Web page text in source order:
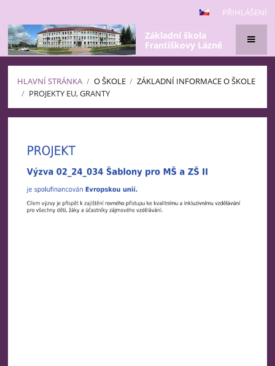
PŘIHLÁŠENÍ
Základní škola
Františkovy Lázně
HLAVNÍ STRÁNKA / O ŠKOLE / ZÁKLADNÍ INFORMACE O ŠKOLE
/ PROJEKTY EU, GRANTY
granty